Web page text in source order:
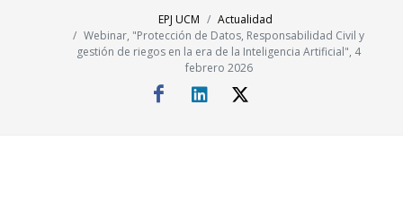
EPJ UCM
Actualidad
Webinar, "Protección de Datos, Responsabilidad Civil y
gestión de riegos en la era de la Inteligencia Artificial", 4
febrero 2026